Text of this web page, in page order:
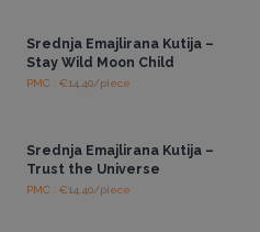
Srednja Emajlirana Kutija –
Stay Wild Moon Child
PMC : €14.40/piece
Srednja Emajlirana Kutija –
Trust the Universe
PMC : €14.40/piece